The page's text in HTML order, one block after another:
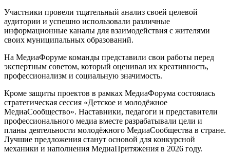
Участники провели тщательный анализ своей целевой
аудитории и успешно использовали различные
информационные каналы для взаимодействия с жителями
своих муниципальных образований.
На МедиаФоруме команды представили свои работы перед
экспертным советом, который оценивал их креативность,
профессионализм и социальную значимость.
Кроме защиты проектов в рамках МедиаФорума состоялась
стратегическая сессия «Детское и молодёжное
МедиаСообщество». Наставники, педагоги и представители
профессионального медиа вместе разрабатывали цели и
планы деятельности молодёжного МедиаСообщества в стране.
Лучшие предложения станут основой для конкурсной
механики и наполнения МедиаПритяжения в 2026 году.